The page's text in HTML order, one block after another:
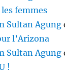
femmes
Sultan Agung
l’Arizona
Sultan Agung
!